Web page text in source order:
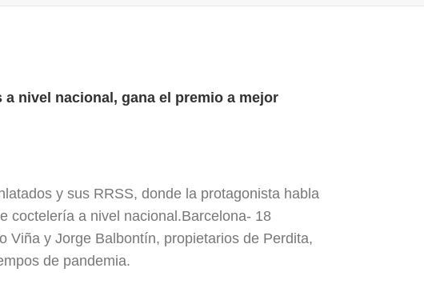
nivel nacional, gana el premio a mejor
y sus RRSS, donde la protagonista habla
coctelería a nivel nacional.Barcelona- 18
Viña y Jorge Balbontín, propietarios de Perdita,
de pandemia.